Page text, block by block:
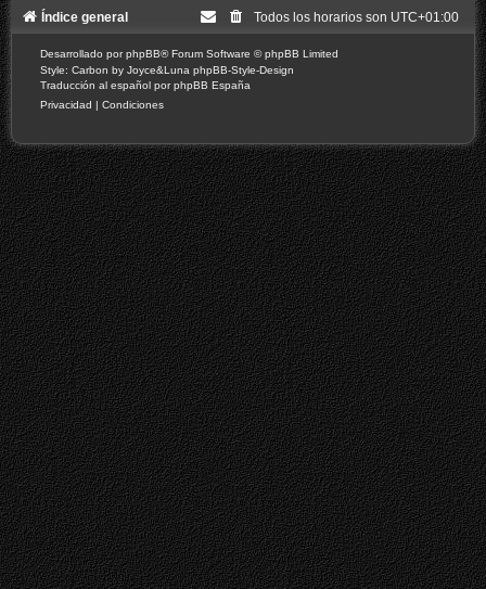
Índice general Todos los horarios son UTC+01:00
Desarrollado porphpBB® Forum Software © phpBB Limited
Style: Carbon by Joyce&Luna phpBB-Style-Design
Traducción al español porphpBB España
Privacidad | Condiciones